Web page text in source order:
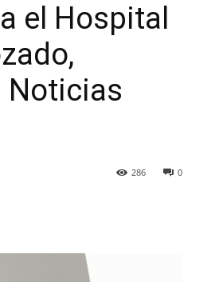
el Hospital
Noticias
0
286